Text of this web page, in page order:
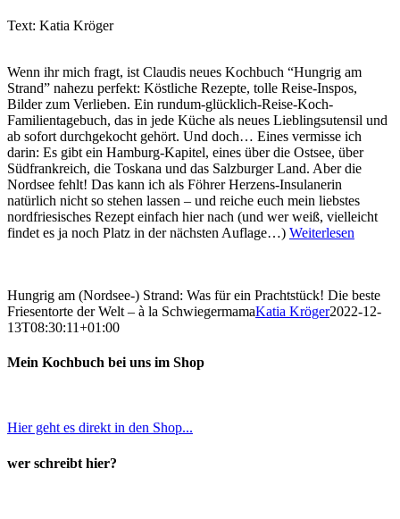
Text: Katia Kröger
Wenn ihr mich fragt, ist Claudis neues Kochbuch “Hungrig am
Strand” nahezu perfekt: Köstliche Rezepte, tolle Reise-Inspos,
Bilder zum Verlieben. Ein rundum-glücklich-Reise-Koch-
Familientagebuch, das in jede Küche als neues Lieblingsutensil und
ab sofort durchgekocht gehört. Und doch… Eines vermisse ich
darin: Es gibt ein Hamburg-Kapitel, eines über die Ostsee, über
Südfrankreich, die Toskana und das Salzburger Land. Aber die
Nordsee fehlt! Das kann ich als Föhrer Herzens-Insulanerin
natürlich nicht so stehen lassen – und reiche euch mein liebstes
nordfriesisches Rezept einfach hier nach (und wer weiß, vielleicht
findet es ja noch Platz in der nächsten Auflage…) Weiterlesen
Hungrig am (Nordsee-) Strand: Was für ein Prachtstück! Die beste
Friesentorte der Welt – à la SchwiegermamaKatia Kröger2022-12-
13T08:30:11+01:00
Mein Kochbuch bei uns im Shop
Hier geht es direkt in den Shop...
wer schreibt hier?